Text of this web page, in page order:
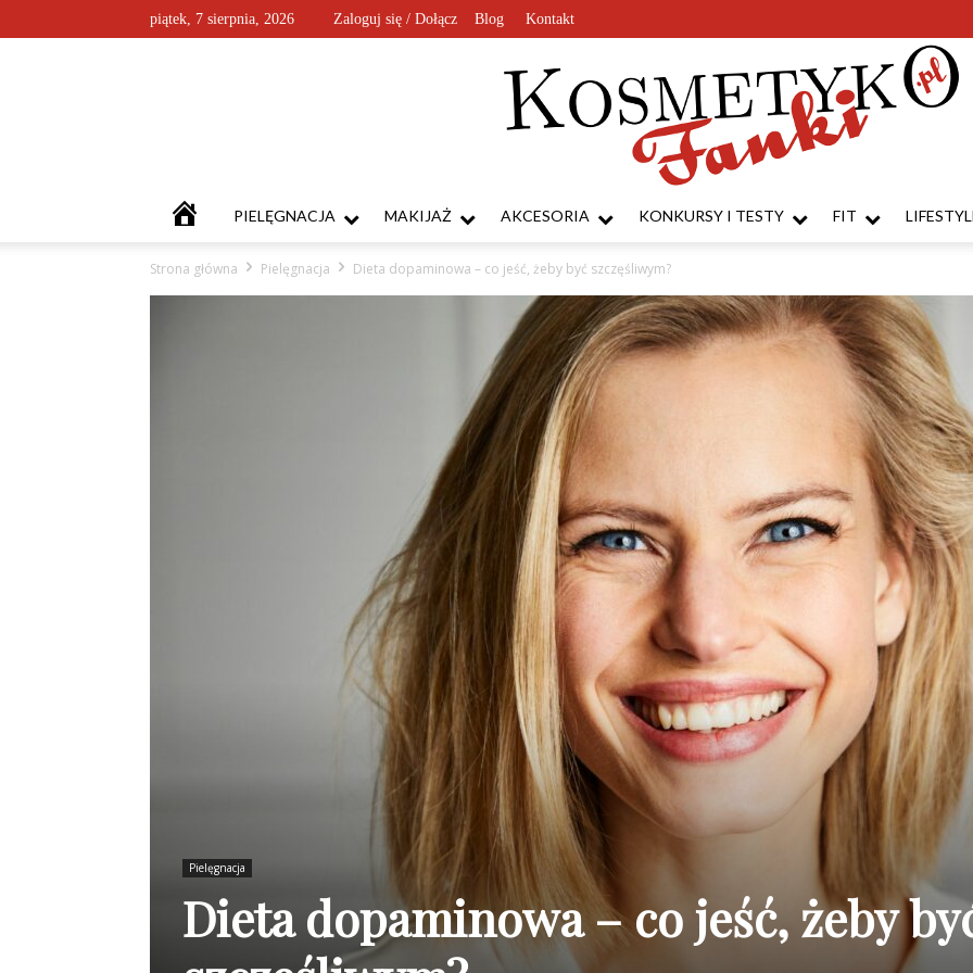
piątek, 7 sierpnia, 2026 Zaloguj się / Dołącz Blog Kontakt
KOSMETYKOFANKI
PIELĘGNACJA MAKIJAŻ AKCESORIA KONKURSY I TESTY FIT
Strona główna Pielęgnacja Dieta dopaminowa – co jeść, żeby być szczęśliwym?
Pielęgnacja
Dieta dopaminowa – co jeść, żeby